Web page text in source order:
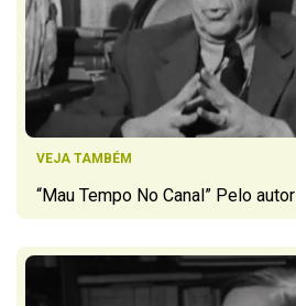
VEJA TAMBÉM
“Mau Tempo No Canal” Pelo autor